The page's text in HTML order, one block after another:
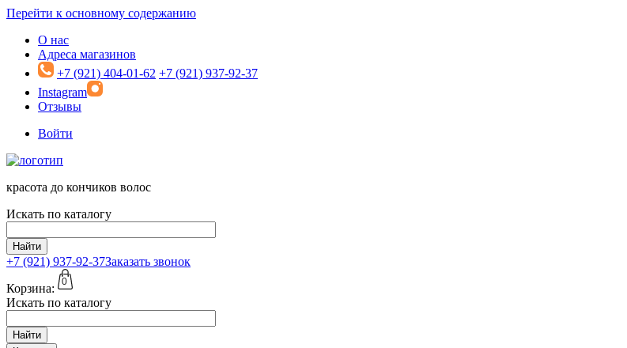
Перейти к основному содержанию
О нас
Адреса магазинов
+7 (921) 404-01-62 +7 (921) 937-92-37
Instagram
Отзывы
Войти
красота до кончиков волос
Искать по каталогу
Найти
+7 (921) 937-92-37Заказать звонок
Корзина:
0
Искать по каталогу
Найти